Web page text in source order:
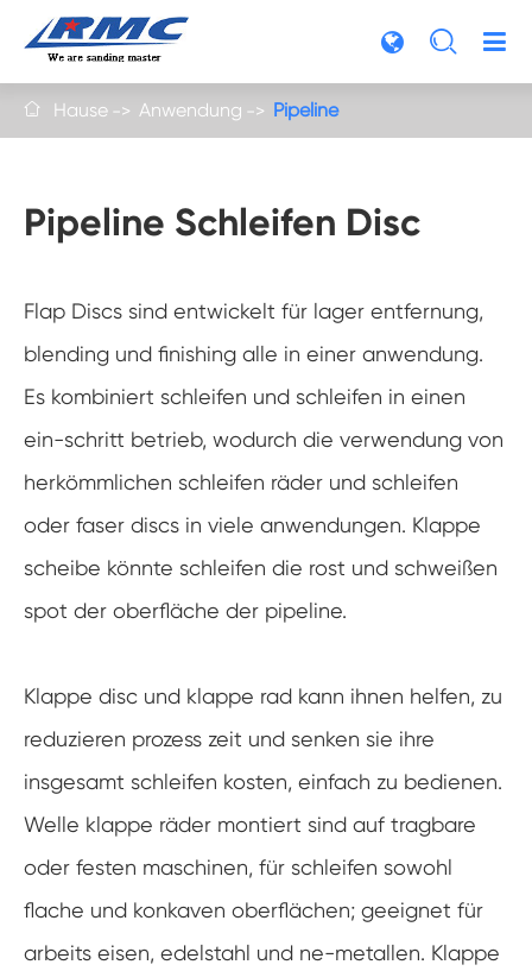

 Hause Anwendung Pipeline
Pipeline Schleifen Disc
Flap Discs sind entwickelt für lager entfernung,
blending und finishing alle in einer anwendung.
Es kombiniert schleifen und schleifen in einen
ein-schritt betrieb, wodurch die verwendung von
herkömmlichen schleifen räder und schleifen
oder faser discs in viele anwendungen. Klappe
scheibe könnte schleifen die rost und schweißen
spot der oberfläche der pipeline.
Klappe disc und klappe rad kann ihnen helfen, zu
reduzieren prozess zeit und senken sie ihre
insgesamt schleifen kosten, einfach zu bedienen.
Welle klappe räder montiert sind auf tragbare
oder festen maschinen, für schleifen sowohl
flache und konkaven oberflächen; geeignet für
arbeits eisen, edelstahl und ne-metallen. Klappe